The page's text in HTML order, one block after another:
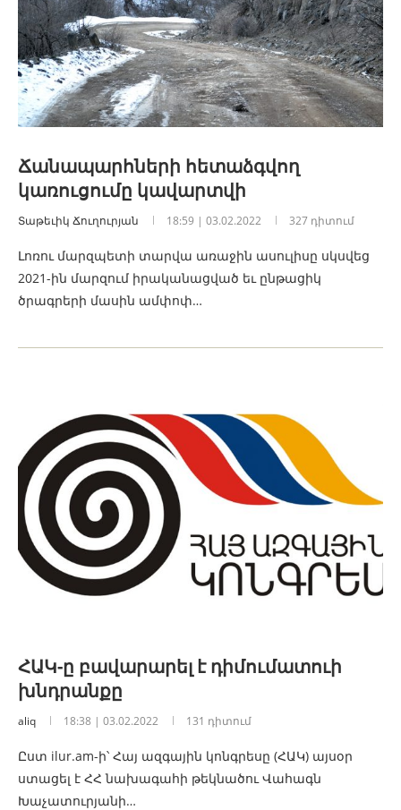
Ճանապարհների հետաձգվող
կառուցումը կավարտվի
Տաթեւիկ Ճուղուրյան 18:59 | 03.02.2022 327 դիտում
Լոռու մարզպետի տարվա առաջին ասուլիսը սկսվեց
2021-ին մարզում իրականացված եւ ընթացիկ
ծրագրերի մասին ամփոփ…
ՀԱԿ-ը բավարարել է դիմումատուի
խնդրանքը
aliq 18:38 | 03.02.2022 131 դիտում
Ըստ ilur.am-ի՝ Հայ ազգային կոնգրեսը (ՀԱԿ) այսօր
ստացել է ՀՀ նախագահի թեկնածու Վահագն
Խաչատուրյանի…